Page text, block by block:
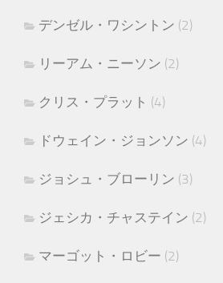
デンゼル・ワシントン (2)
リーアム・ニーソン (2)
クリス・プラット (4)
ドウェイン・ジョンソン (4)
ジョシュ・ブローリン (3)
ジェシカ・チャステイン (2)
マーゴット・ロビー (2)